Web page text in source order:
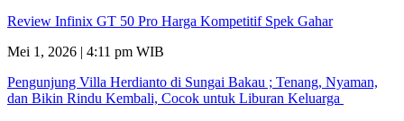
Review Infinix GT 50 Pro Harga Kompetitif Spek Gahar
Mei 1, 2026 | 4:11 pm WIB
Pengunjung Villa Herdianto di Sungai Bakau ; Tenang, Nyaman,
dan Bikin Rindu Kembali, Cocok untuk Liburan Keluarga